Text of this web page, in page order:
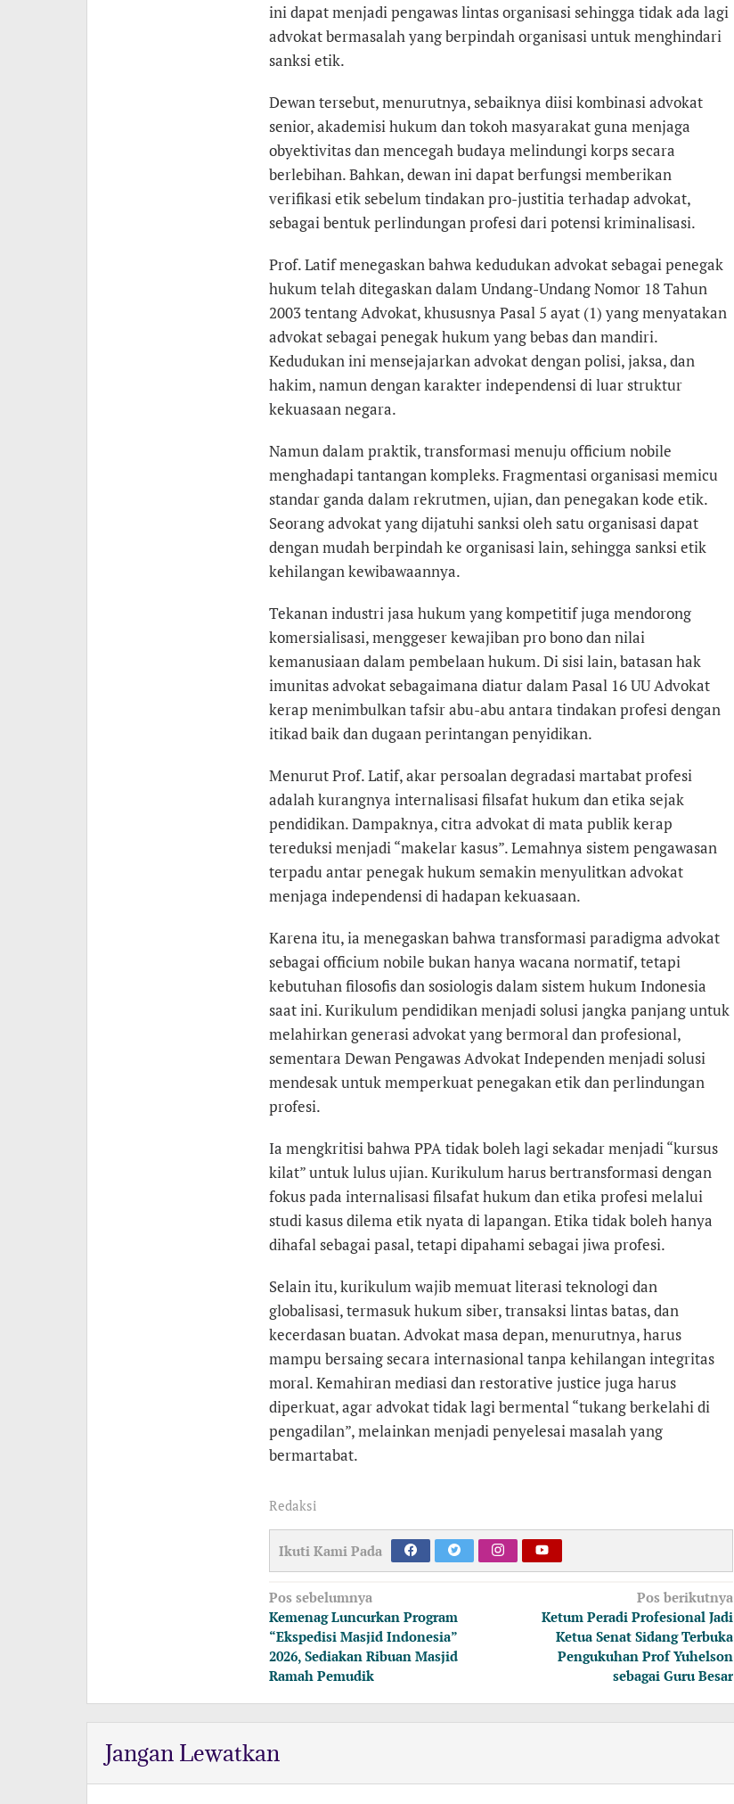
ini dapat menjadi pengawas lintas organisasi sehingga tidak ada lagi
advokat bermasalah yang berpindah organisasi untuk menghindari
sanksi etik.
Dewan tersebut, menurutnya, sebaiknya diisi kombinasi advokat
senior, akademisi hukum dan tokoh masyarakat guna menjaga
obyektivitas dan mencegah budaya melindungi korps secara
berlebihan. Bahkan, dewan ini dapat berfungsi memberikan
verifikasi etik sebelum tindakan pro-justitia terhadap advokat,
sebagai bentuk perlindungan profesi dari potensi kriminalisasi.
Prof. Latif menegaskan bahwa kedudukan advokat sebagai penegak
hukum telah ditegaskan dalam Undang-Undang Nomor 18 Tahun
2003 tentang Advokat, khususnya Pasal 5 ayat (1) yang menyatakan
advokat sebagai penegak hukum yang bebas dan mandiri.
Kedudukan ini mensejajarkan advokat dengan polisi, jaksa, dan
hakim, namun dengan karakter independensi di luar struktur
kekuasaan negara.
Namun dalam praktik, transformasi menuju officium nobile
menghadapi tantangan kompleks. Fragmentasi organisasi memicu
standar ganda dalam rekrutmen, ujian, dan penegakan kode etik.
Seorang advokat yang dijatuhi sanksi oleh satu organisasi dapat
dengan mudah berpindah ke organisasi lain, sehingga sanksi etik
kehilangan kewibawaannya.
Tekanan industri jasa hukum yang kompetitif juga mendorong
komersialisasi, menggeser kewajiban pro bono dan nilai
kemanusiaan dalam pembelaan hukum. Di sisi lain, batasan hak
imunitas advokat sebagaimana diatur dalam Pasal 16 UU Advokat
kerap menimbulkan tafsir abu-abu antara tindakan profesi dengan
itikad baik dan dugaan perintangan penyidikan.
Menurut Prof. Latif, akar persoalan degradasi martabat profesi
adalah kurangnya internalisasi filsafat hukum dan etika sejak
pendidikan. Dampaknya, citra advokat di mata publik kerap
tereduksi menjadi “makelar kasus”. Lemahnya sistem pengawasan
terpadu antar penegak hukum semakin menyulitkan advokat
menjaga independensi di hadapan kekuasaan.
Karena itu, ia menegaskan bahwa transformasi paradigma advokat
sebagai officium nobile bukan hanya wacana normatif, tetapi
kebutuhan filosofis dan sosiologis dalam sistem hukum Indonesia
saat ini. Kurikulum pendidikan menjadi solusi jangka panjang untuk
melahirkan generasi advokat yang bermoral dan profesional,
sementara Dewan Pengawas Advokat Independen menjadi solusi
mendesak untuk memperkuat penegakan etik dan perlindungan
profesi.
Ia mengkritisi bahwa PPA tidak boleh lagi sekadar menjadi “kursus
kilat” untuk lulus ujian. Kurikulum harus bertransformasi dengan
fokus pada internalisasi filsafat hukum dan etika profesi melalui
studi kasus dilema etik nyata di lapangan. Etika tidak boleh hanya
dihafal sebagai pasal, tetapi dipahami sebagai jiwa profesi.
Selain itu, kurikulum wajib memuat literasi teknologi dan
globalisasi, termasuk hukum siber, transaksi lintas batas, dan
kecerdasan buatan. Advokat masa depan, menurutnya, harus
mampu bersaing secara internasional tanpa kehilangan integritas
moral. Kemahiran mediasi dan restorative justice juga harus
diperkuat, agar advokat tidak lagi bermental “tukang berkelahi di
pengadilan”, melainkan menjadi penyelesai masalah yang
bermartabat.
Redaksi
Ikuti Kami Pada
Navigasi
pos
Pos sebelumnya
Kemenag Luncurkan Program
“Ekspedisi Masjid Indonesia”
2026, Sediakan Ribuan Masjid
Ramah Pemudik
Pos berikutnya
Ketum Peradi Profesional Jadi
Ketua Senat Sidang Terbuka
Pengukuhan Prof Yuhelson
sebagai Guru Besar
Jangan Lewatkan